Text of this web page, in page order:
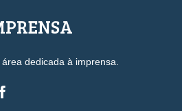
dedicada à imprensa.